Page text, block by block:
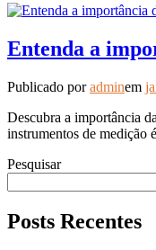
Entenda a
Publicado poradminem
Descubra a importância
instrumentos de medição
Pesquisar
Posts Recentes